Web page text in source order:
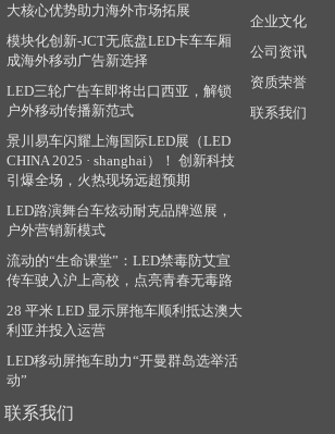
大核心优势助力海外市场拓展
模块化创新-JCT无底盘LED卡车车厢
成海外移动广告新选择
LED三轮广告车即将出口西亚，解锁
户外移动传播新范式
景川易车闪耀上海国际LED展（LED
CHINA 2025 · shanghai）！ 创新科技
引爆全场，火热现场远超预期
LED路演舞台车炫动耐克品牌巡展，
户外营销新模式
流动的“生命课堂”：LED禁毒防艾宣
传车驶入沪上高校，点亮青春无毒路
28 平米 LED 显示屏拖车顺利抵达澳大
利亚并投入运营
LED移动屏拖车助力“开曼群岛选举活
动”
企业文化
公司资讯
资质荣誉
联系我们
联系我们